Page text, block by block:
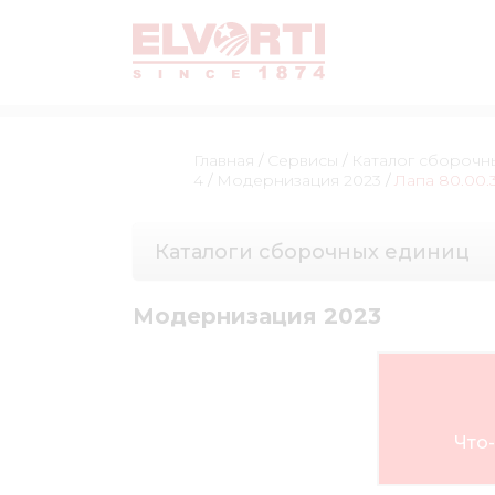
Главная / Сервисы / Каталог
4 / Модернизация 2023 / Лапа
Каталоги сборочных единиц
Модернизация 2023